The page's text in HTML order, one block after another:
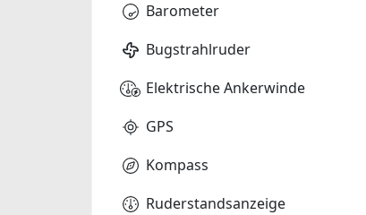
Barometer
Bugstrahlruder
Elektrische Ankerwinde
GPS
Kompass
Ruderstandsanzeige